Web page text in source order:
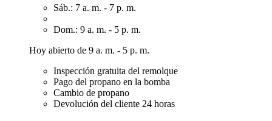
Sáb.: 7 a. m. - 7 p. m.
Dom.: 9 a. m. - 5 p. m.
Hoy abierto de 9 a. m. - 5 p. m.
Inspección gratuita del remolque
Pago del propano en la bomba
Cambio de propano
Devolución del cliente 24 horas